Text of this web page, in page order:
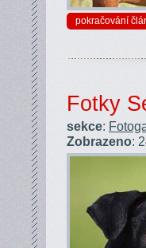
pokračování
Fotky
sekce:
Zobrazeno: